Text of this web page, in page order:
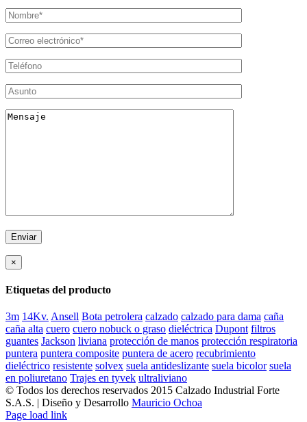
×
Etiquetas del producto
3m 14Kv. Ansell Bota petrolera calzado calzado para dama caña
caña alta cuero cuero nobuck o graso dieléctrica Dupont filtros
guantes Jackson liviana protección de manos protección respiratoria
puntera puntera composite puntera de acero recubrimiento
dieléctrico resistente solvex suela antideslizante suela bicolor suela
en poliuretano Trajes en tyvek ultraliviano
© Todos los derechos reservados 2015 Calzado Industrial Forte
S.A.S. | Diseño y Desarrollo Mauricio Ochoa
Facebook
Page load link